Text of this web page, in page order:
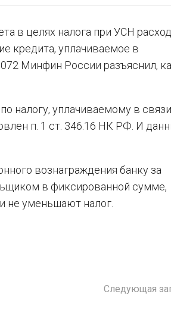
в целях налога при УСН
кредита, уплачиваемое в
Минфин России разъяснил,
налогу, уплачиваемому в
п. 1 ст. 346.16 НК РФ. И
вознаграждения банку за
в фиксированной сумме,
не уменьшают налог.
Следующая